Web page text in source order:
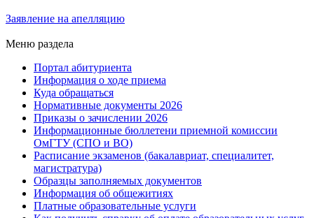
Заявление на апелляцию
Меню раздела
Портал абитуриента
Информация о ходе приема
Куда обращаться
Нормативные документы 2026
Приказы о зачислении 2026
Информационные бюллетени приемной комиссии
ОмГТУ (СПО и ВО)
Расписание экзаменов (бакалавриат, специалитет,
магистратура)
Образцы заполняемых документов
Информация об общежитиях
Платные образовательные услуги